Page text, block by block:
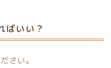
ばいい？
さい。